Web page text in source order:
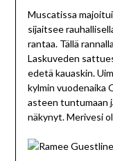
Muscatissa
sijaitsee
rantaa. Tällä
Laskuveden
edetä kauaskin.
kylmin vuodenaika
asteen tuntumaan
näkynyt. Merivesi